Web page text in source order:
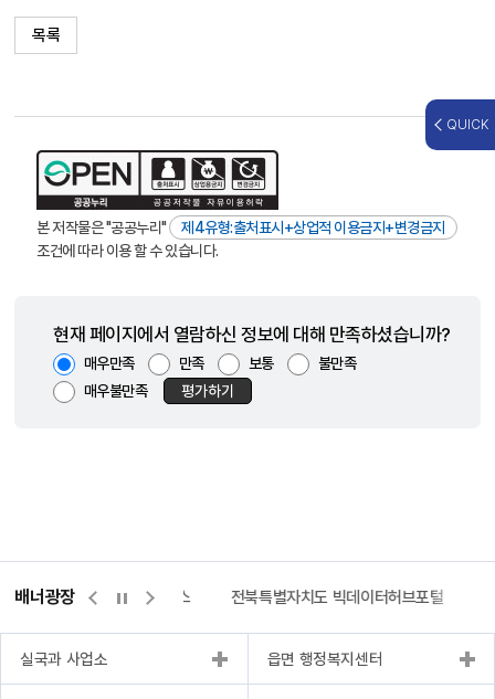
목록
본 저작물은 "공공누리"
제4유형:출처표시+상업적 이용금지+변경금지
조건에 따라 이용 할 수 있습니다.
현재 페이지에서 열람하신 정보에 대해 만족하셨습니까?
매우만족 만족 보통
불만족
매우불만족
평가하기
QUICK
배너광장
량바로처리센터 위택스 전북특별자치도 빅데이터허브포털
실국과 사업소 읍면 행정복지센터